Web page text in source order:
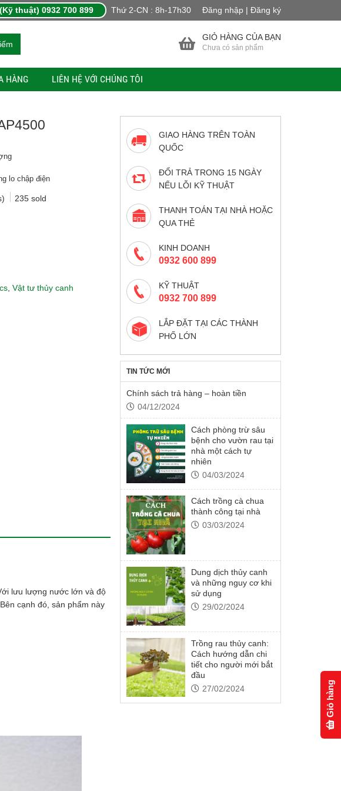
thuật) 0932 700 899 Thứ 2-CN : 8h-17h30 Đăng nhập | Đăng ký
GIỎ HÀNG CỦA BẠN
Chưa có sản phẩm
HÀNG LIÊN HỆ VỚI CHÚNG TÔI
lo chập điện
235 sold
, Vật tư thủy canh
lưu lượng nước lớn và độ
cạnh đó, sản phẩm này
GIAO HÀNG TRÊN TOÀN
QUỐC
ĐỔI TRẢ TRONG 15 NGÀY
NẾU LỖI KỸ THUẬT
THANH TOÁN TẠI NHÀ HOẶC
QUA THẺ
KINH DOANH
0932 600 899
KỸ THUẬT
0932 700 899
LẮP ĐẶT TẠI CÁC THÀNH
PHỐ LỚN
TIN TỨC MỚI
Chính sách trả hàng – hoàn tiền
04/12/2024
Cách phòng trừ sâu
bệnh cho vườn rau tại
nhà một cách tự
nhiên
04/03/2024
Cách trồng cà chua
thành công tại nhà
03/03/2024
Dung dịch thủy canh
và những nguy cơ khi
sử dụng
29/02/2024
Trồng rau thủy canh:
Cách hướng dẫn chi
tiết cho người mới bắt
đầu
27/02/2024
Giỏ hàng